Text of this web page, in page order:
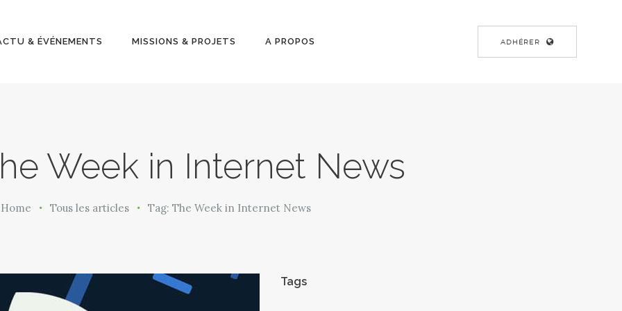
& ÉVÉNEMENTS MISSIONS & PROJETS A PROPOS ADHÉRER
Week in Internet News
Home Tous les articles Tag: The Week in Internet News
ÉVÉNEMENT
A PROPOS
Tags